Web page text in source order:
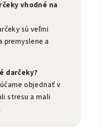
vhodné na
sú veľmi
premyslene a
darčeky?
objednať v
stresu a mali